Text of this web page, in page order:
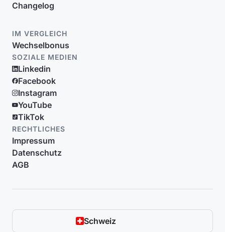
Changelog
IM VERGLEICH
Wechselbonus
SOZIALE MEDIEN
Linkedin
Facebook
Instagram
YouTube
TikTok
RECHTLICHES
Impressum
Datenschutz
AGB
Schweiz